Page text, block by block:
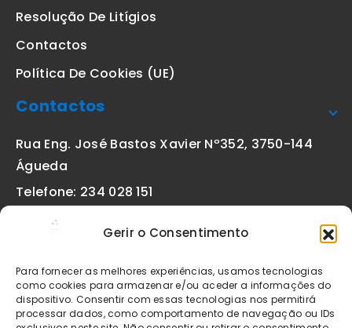
Gerir o Consentimento
Para fornecer as melhores experiências, usamos tecnologias
como cookies para armazenar e/ou aceder a informações do
dispositivo. Consentir com essas tecnologias nos permitirá
processar dados, como comportamento de navegação ou IDs
Resolução De Litígios
Contactos
Política De Cookies (UE)
Contactos
Rua Eng. José Bastos Xavier Nº352, 3750-144
Águeda
Telefone: 234 028 151
geral@etiquetas-online.pt
Os preços indicados incluem IVA à taxa legal em vigor. Todos